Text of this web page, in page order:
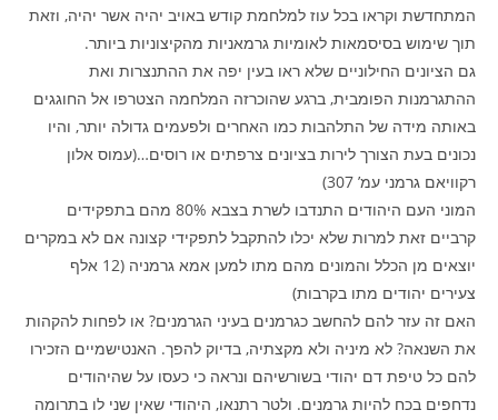
המתחדשת וקראו בכל עוז למלחמת קודש באויב יהיה אשר יהיה, וזאת
תוך שימוש בסיסמאות לאומיות גרמאניות מהקיצוניות ביותר.
גם הציונים החילוניים שלא ראו בעין יפה את ההתנצרות ואת
ההתגרמנות הפומבית, ברגע שהוכרזה המלחמה הצטרפו אל החוגגים
באותה מידה של התלהבות כמו האחרים ולפעמים גדולה יותר, והיו
נכונים בעת הצורך לירות בציונים צרפתים או רוסים…(עמוס אלון
רקוויאם גרמני עמ’ 307)
המוני העם היהודים התנדבו לשרת בצבא 80% מהם בתפקידים
קרביים זאת למרות שלא יכלו להתקבל לתפקידי קצונה אם לא במקרים
יוצאים מן הכלל והמונים מהם מתו למען אמא גרמניה (12 אלף
צעירים יהודים מתו בקרבות)
האם זה עזר להם להחשב כגרמנים בעיני הגרמנים? או לפחות להקהות
את השנאה? לא מיניה ולא מקצתיה, בדיוק להפך. האנטישמיים הזכירו
להם כל טיפת דם יהודי בשורשיהם ונראה כי כעסו על שהיהודים
נדחפים בכח להיות גרמנים. ולטר רתנאו, היהודי שאין שני לו בתרומה